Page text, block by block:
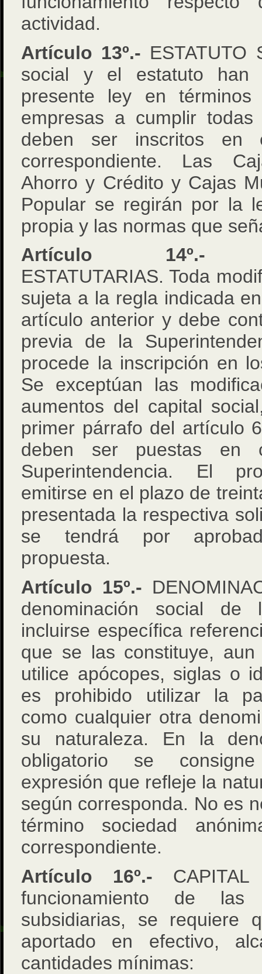
actividad.
Artículo 13º.- ESTATUTO
social y el estatuto han
presente ley en
empresas a cumplir
deben ser inscritos en
correspondiente. Las
Ahorro y Crédito y Cajas
Popular se regirán por la
propia y las normas que
Artículo 14º.-
ESTATUTARIAS. Toda
sujeta a la regla indicada
artículo anterior y debe
previa de la
procede la inscripción en
Se exceptúan las
aumentos del capital
primer párrafo del artículo
deben ser puestas en
Superintendencia. El
emitirse en el plazo de
presentada la respectiva
se tendrá por
propuesta.
Artículo 15º.-
denominación social de
incluirse específica
que se las constituye,
utilice apócopes, siglas o
es prohibido utilizar la
como cualquier otra
su naturaleza. En la
obligatorio se
expresión que refleje la
según corresponda. No es
término sociedad
correspondiente.
Artículo 16º.-
funcionamiento de
subsidiarias, se requiere
aportado en efectivo,
cantidades mínimas: